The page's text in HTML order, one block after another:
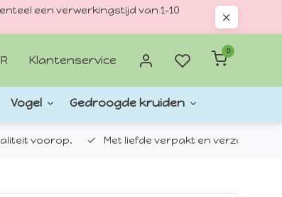
een verwerkingstijd van 1–10
Klantenservice
0
Vogel Gedroogde kruiden
voorop. Met liefde verpakt en verzonden.